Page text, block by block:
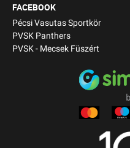
FACEBOOK
Pécsi Vasutas Sportkör
PVSK Panthers
PVSK - Mecsek Füszért